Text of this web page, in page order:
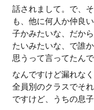
話されまして。で、
も、他に何人か仲良
子かみたいな、だか
たいみたいな、で誰
思うって言ってたんで
なんですけど漏れな
全員別のクラスでそ
ですけど、うちの息